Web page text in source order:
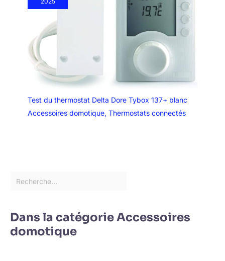
Test du thermostat Delta Dore Tybox 137+ blanc
Accessoires domotique, Thermostats connectés
Dans la catégorie Accessoires
domotique